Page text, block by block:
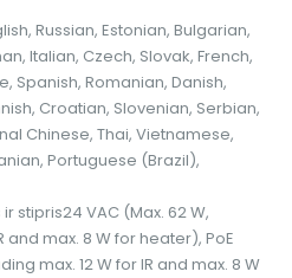
Russian, Estonian, Bulgarian,
Italian, Czech, Slovak, French,
Spanish, Romanian, Danish,
Croatian, Slovenian, Serbian,
Chinese, Thai, Vietnamese,
Portuguese (Brazil),
stipris24 VAC (Max. 62 W,
and max. 8 W for heater), PoE
max. 12 W for IR and max. 8 W